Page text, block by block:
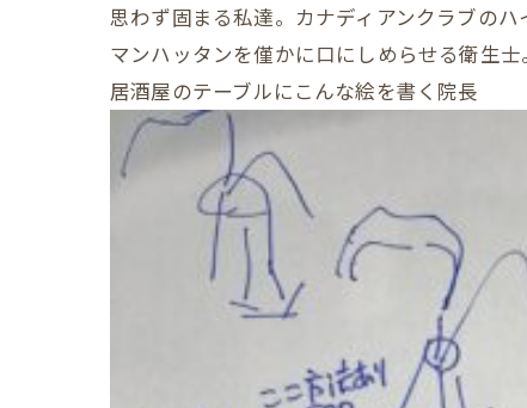
思わず固まる私達。カナディアンクラブのハ
マンハッタンを僅かに口にしめらせる衛生士。
居酒屋のテーブルにこんな絵を書く院長